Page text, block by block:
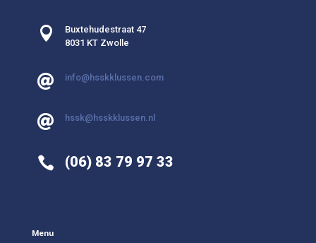

Buxtehudestraat 47
8031 KT Zwolle
 info@hsskklussen.com
 hssk@hsskklussen.nl
 (06) 83 79 97 33
Menu